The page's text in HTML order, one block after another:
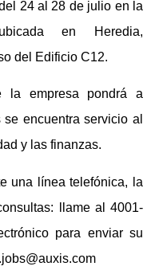
24 al 28 de julio en la
en Heredia,
del Edificio C12.
la empresa pondrá a
encuentra servicio al
y las finanzas.
una línea telefónica, la
llame al 4001-
para enviar su